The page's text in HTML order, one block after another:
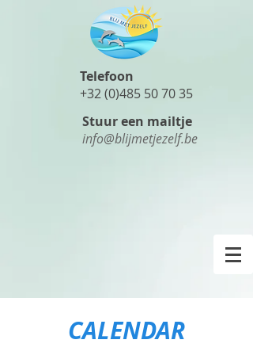
Telefoon
+32 (0)485 50 70 35
Stuur een mailtje
info@blijmetjezelf.be
CALENDAR